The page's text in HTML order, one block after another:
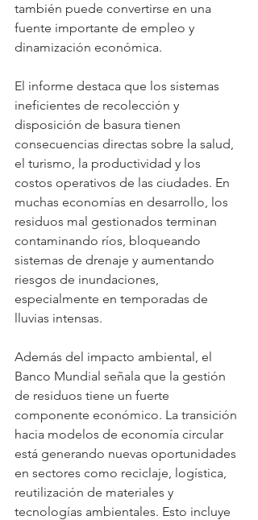
también puede convertirse en una
fuente importante de empleo y
dinamización económica.
El informe destaca que los sistemas
ineficientes de recolección y
disposición de basura tienen
consecuencias directas sobre la salud,
el turismo, la productividad y los
costos operativos de las ciudades. En
muchas economías en desarrollo, los
residuos mal gestionados terminan
contaminando ríos, bloqueando
sistemas de drenaje y aumentando
riesgos de inundaciones,
especialmente en temporadas de
lluvias intensas.
Además del impacto ambiental, el
Banco Mundial señala que la gestión
de residuos tiene un fuerte
componente económico. La transición
hacia modelos de economía circular
está generando nuevas oportunidades
en sectores como reciclaje, logística,
reutilización de materiales y
tecnologías ambientales. Esto incluye